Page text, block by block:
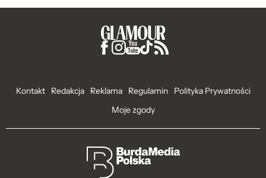
Kontakt Redakcja Reklama Regulamin
Polityka Prywatności
Moje zgody